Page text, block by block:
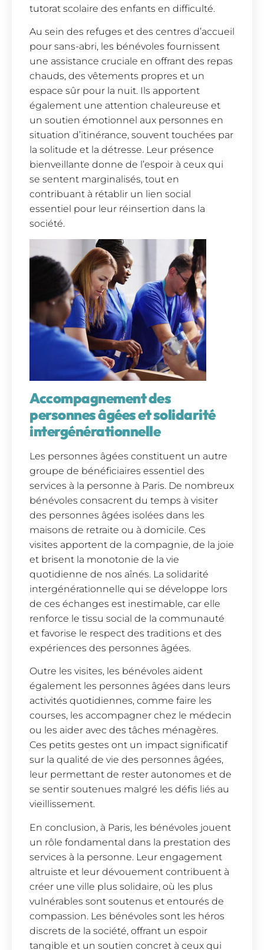
tutorat scolaire des enfants en difficulté.
Au sein des refuges et des centres d’accueil
pour sans-abri, les bénévoles fournissent
une assistance cruciale en offrant des repas
chauds, des vêtements propres et un
espace sûr pour la nuit. Ils apportent
également une attention chaleureuse et
un soutien émotionnel aux personnes en
situation d’itinérance, souvent touchées par
la solitude et la détresse. Leur présence
bienveillante donne de l’espoir à ceux qui
se sentent marginalisés, tout en
contribuant à rétablir un lien social
essentiel pour leur réinsertion dans la
société.
Accompagnement des
personnes âgées et solidarité
intergénérationnelle
Les personnes âgées constituent un autre
groupe de bénéficiaires essentiel des
services à la personne à Paris. De nombreux
bénévoles consacrent du temps à visiter
des personnes âgées isolées dans les
maisons de retraite ou à domicile. Ces
visites apportent de la compagnie, de la joie
et brisent la monotonie de la vie
quotidienne de nos aînés. La solidarité
intergénérationnelle qui se développe lors
de ces échanges est inestimable, car elle
renforce le tissu social de la communauté
et favorise le respect des traditions et des
expériences des personnes âgées.
Outre les visites, les bénévoles aident
également les personnes âgées dans leurs
activités quotidiennes, comme faire les
courses, les accompagner chez le médecin
ou les aider avec des tâches ménagères.
Ces petits gestes ont un impact significatif
sur la qualité de vie des personnes âgées,
leur permettant de rester autonomes et de
se sentir soutenues malgré les défis liés au
vieillissement.
En conclusion, à Paris, les bénévoles jouent
un rôle fondamental dans la prestation des
services à la personne. Leur engagement
altruiste et leur dévouement contribuent à
créer une ville plus solidaire, où les plus
vulnérables sont soutenus et entourés de
compassion. Les bénévoles sont les héros
discrets de la société, offrant un espoir
tangible et un soutien concret à ceux qui